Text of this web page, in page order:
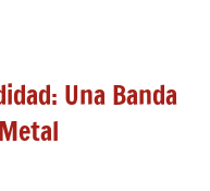
Una Banda